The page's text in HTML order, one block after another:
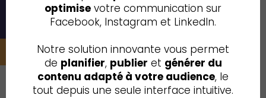
optimise votre communication sur
Facebook, Instagram et LinkedIn.
Notre solution innovante vous permet
de planifier, publier et générer du
contenu adapté à votre audience, le
tout depuis une seule interface intuitive.